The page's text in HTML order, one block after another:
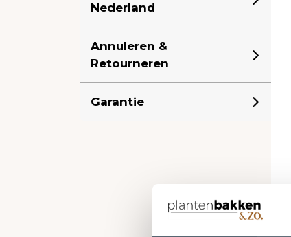
Nederland
Annuleren &
Retourneren
Garantie